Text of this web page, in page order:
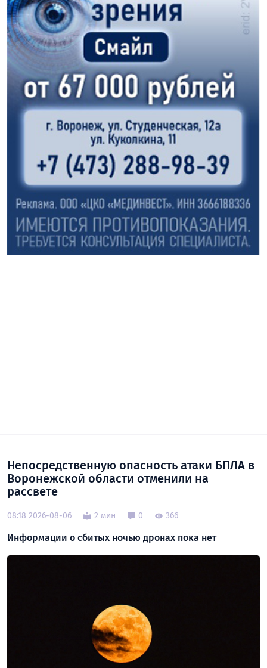
Непосредственную опасность атаки БПЛА в
Воронежской области отменили на
рассвете
08:18 2026-08-06 2 мин 0 366
Информации о сбитых ночью дронах пока нет